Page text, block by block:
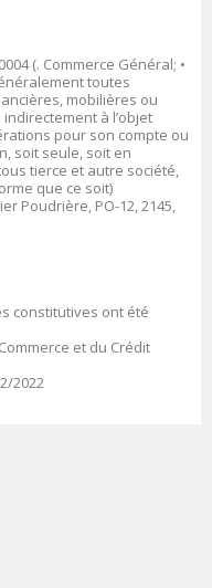
(. Commerce Général; •
toutes
mobilières ou
à l’objet
pour son compte ou
soit seule, soit en
tierce et autre société,
que ce soit)
Poudrière, PO-12, 2145,
constitutives ont été
et du Crédit
2022